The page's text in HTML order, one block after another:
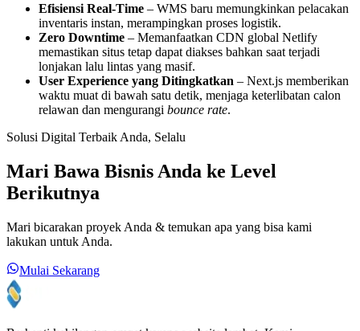
Efisiensi Real-Time – WMS baru memungkinkan pelacakan
inventaris instan, merampingkan proses logistik.
Zero Downtime – Memanfaatkan CDN global Netlify
memastikan situs tetap dapat diakses bahkan saat terjadi
lonjakan lalu lintas yang masif.
User Experience yang Ditingkatkan – Next.js memberikan
waktu muat di bawah satu detik, menjaga keterlibatan calon
relawan dan mengurangi bounce rate.
Solusi Digital Terbaik Anda, Selalu
Mari Bawa Bisnis Anda ke Level
Berikutnya
Mari bicarakan proyek Anda & temukan apa yang bisa kami
lakukan untuk Anda.
Mulai Sekarang